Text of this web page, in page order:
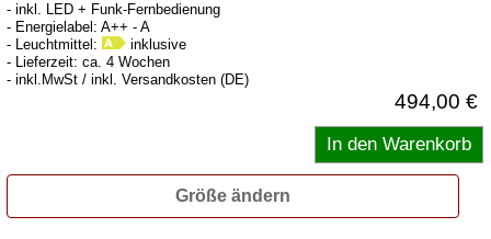
- inkl. LED + Funk-Fernbedienung
- Energielabel: A++ - A
- Leuchtmittel:
inklusive
- Lieferzeit: ca. 4 Wochen
- inkl.MwSt / inkl. Versandkosten (DE)
494,00 €
Größe ändern